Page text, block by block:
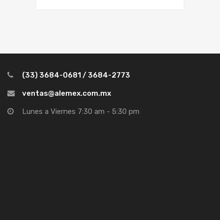
(33) 3684-0681 / 3684-2773
ventas@alemex.com.mx
Lunes a Viernes 7:30 am - 5:30 pm